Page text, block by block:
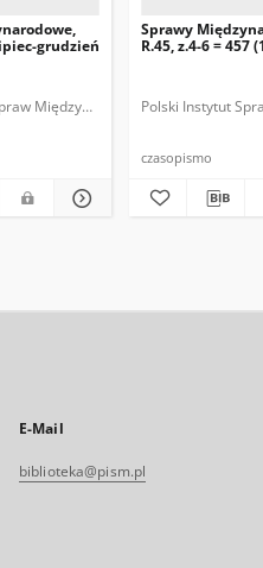
Ministerstwo Spraw
Spraw Międzynarodowych.
grudzień
Międzynarodowych. Polska
Sprawy
R.45, z.4-6 = 457
Polski Instytut
czasopismo
E-Mail
biblioteka@pism.pl